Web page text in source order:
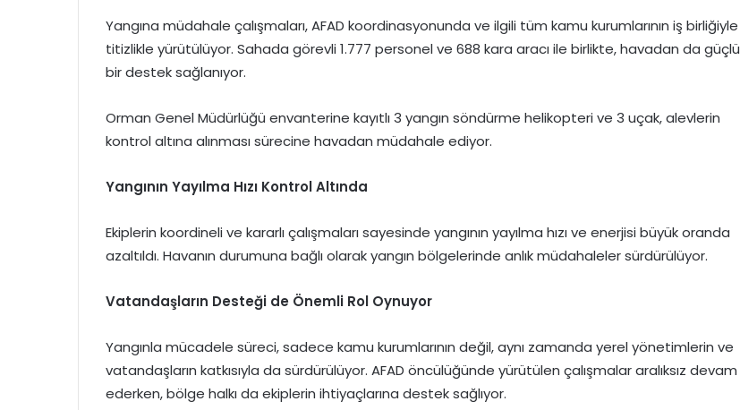
Yangına müdahale çalışmaları, AFAD koordinasyonunda ve ilgili tüm kamu kurumlarının iş birliğiyle
titizlikle yürütülüyor. Sahada görevli 1.777 personel ve 688 kara aracı ile birlikte, havadan da güçlü
bir destek sağlanıyor.
Orman Genel Müdürlüğü envanterine kayıtlı 3 yangın söndürme helikopteri ve 3 uçak, alevlerin
kontrol altına alınması sürecine havadan müdahale ediyor.
Yangının Yayılma Hızı Kontrol Altında
Ekiplerin koordineli ve kararlı çalışmaları sayesinde yangının yayılma hızı ve enerjisi büyük oranda
azaltıldı. Havanın durumuna bağlı olarak yangın bölgelerinde anlık müdahaleler sürdürülüyor.
Vatandaşların Desteği de Önemli Rol Oynuyor
Yangınla mücadele süreci, sadece kamu kurumlarının değil, aynı zamanda yerel yönetimlerin ve
vatandaşların katkısıyla da sürdürülüyor. AFAD öncülüğünde yürütülen çalışmalar aralıksız devam
ederken, bölge halkı da ekiplerin ihtiyaçlarına destek sağlıyor.